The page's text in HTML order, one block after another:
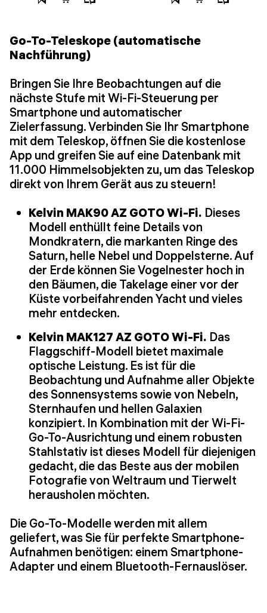
Go-To-Teleskope (automatische
Nachführung)
Bringen Sie Ihre Beobachtungen auf die
nächste Stufe mit Wi-Fi-Steuerung per
Smartphone und automatischer
Zielerfassung. Verbinden Sie Ihr Smartphone
mit dem Teleskop, öffnen Sie die kostenlose
App und greifen Sie auf eine Datenbank mit
11.000 Himmelsobjekten zu, um das Teleskop
direkt von Ihrem Gerät aus zu steuern!
Kelvin MAK90 AZ GOTO Wi-Fi. Dieses
Modell enthüllt feine Details von
Mondkratern, die markanten Ringe des
Saturn, helle Nebel und Doppelsterne. Auf
der Erde können Sie Vogelnester hoch in
den Bäumen, die Takelage einer vor der
Küste vorbeifahrenden Yacht und vieles
mehr entdecken.
Kelvin MAK127 AZ GOTO Wi-Fi. Das
Flaggschiff-Modell bietet maximale
optische Leistung. Es ist für die
Beobachtung und Aufnahme aller Objekte
des Sonnensystems sowie von Nebeln,
Sternhaufen und hellen Galaxien
konzipiert. In Kombination mit der Wi-Fi-
Go-To-Ausrichtung und einem robusten
Stahlstativ ist dieses Modell für diejenigen
gedacht, die das Beste aus der mobilen
Fotografie von Weltraum und Tierwelt
herausholen möchten.
Die Go-To-Modelle werden mit allem
geliefert, was Sie für perfekte Smartphone-
Aufnahmen benötigen: einem Smartphone-
Adapter und einem Bluetooth-Fernauslöser.